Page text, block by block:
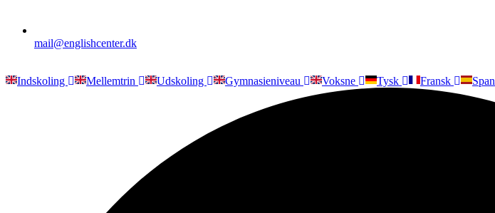
mail@englishcenter.dk
Indskoling Mellemtrin Udskoling Gymnasieniveau Voksne Tysk Fransk